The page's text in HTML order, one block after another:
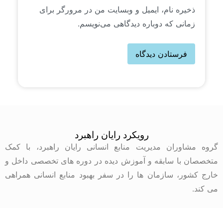
ذخیره نام، ایمیل و وبسایت من در مرورگر برای
زمانی که دوباره دیدگاهی می‌نویسم.
رویکرد رایان راهبرد
گروه مشاوران مدیریت منابع انسانی رایان راهبرد، با کمک
متخصصان با سابقه و آموزش دیده در دوره های تخصصی داخل و
خارج کشور، سازمان ها را در سفر بهبود منابع انسانی همراهی
می کند.